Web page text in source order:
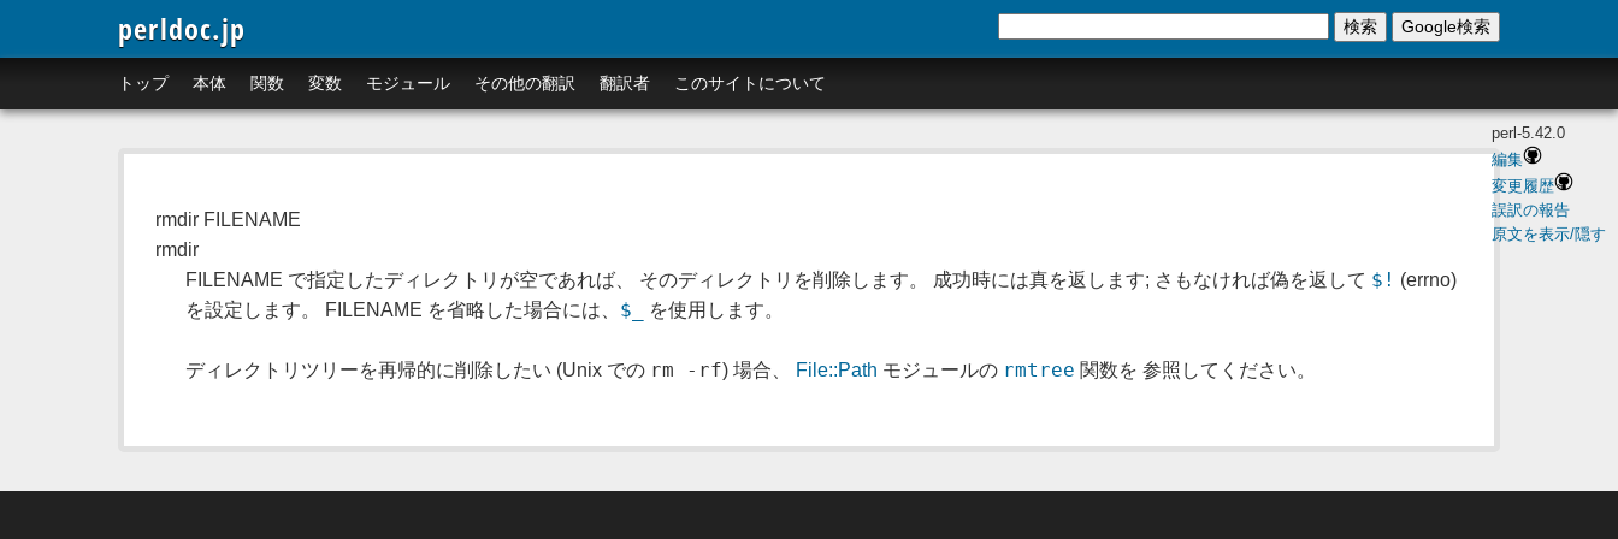
perldoc.jp
トップ 本体 関数 変数 モジュール その他の翻訳 翻訳者 このサイトについて
検索 Google検索
perl-5.42.0
編集
変更履歴
誤訳の報告
原文を表示/隠す
rmdir FILENAME
rmdir
FILENAME で指定したディレクトリが空であれば、 そのディレクトリを削除します。 成功時には真を返します; さもなければ偽を返して $! (errno)
を設定します。 FILENAME を省略した場合には、 $_ を使用します。
ディレクトリツリーを再帰的に削除したい (Unix での rm -rf) 場合、 File::Path モジュールの rmtree 関数を 参照してください。